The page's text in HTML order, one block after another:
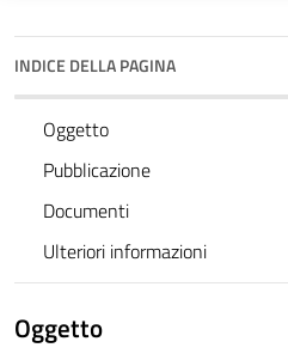
INDICE DELLA PAGINA
Oggetto
Pubblicazione
Documenti
Ulteriori informazioni
Oggetto